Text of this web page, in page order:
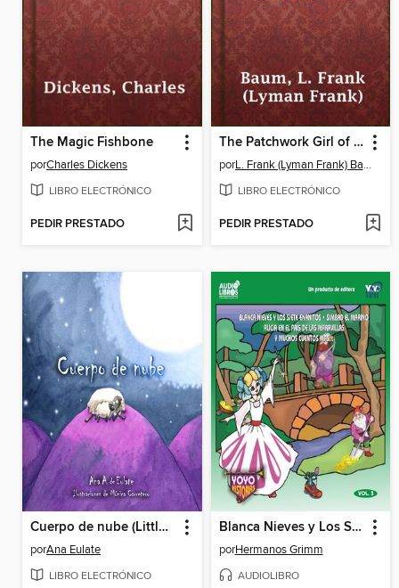
The Magic Fishbone
porCharles Dickens
LIBRO ELECTRÓNICO
PEDIR PRESTADO
The Patchwork Girl of Oz
por L. Frank (Lyman Frank) Baum
LIBRO ELECTRÓNICO
PEDIR PRESTADO
Cuerpo de nube (Little Cloud Lamb)
porAna Eulate
LIBRO ELECTRÓNICO
Blanca Nieves y Los Siete Enanitos / Simbad El Marino / Alicia En El País De Las Maravillas Y Muchos Cuentos Mas- Vol.3
porHermanos Grimm
AUDIOLIBRO